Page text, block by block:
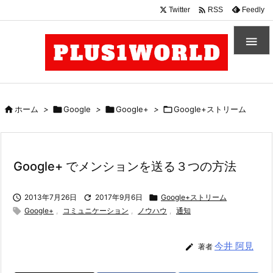

Twitter  RSS Feedly
ホーム > Google > Google+ > Google+ストリーム
Google+ でメンションを送る３つの方法
 2013年7月26日  2017年9月6日  Google+ストリーム
 Google+ , コミュニケーション , ノウハウ , 通知
 著者 今井 阿見